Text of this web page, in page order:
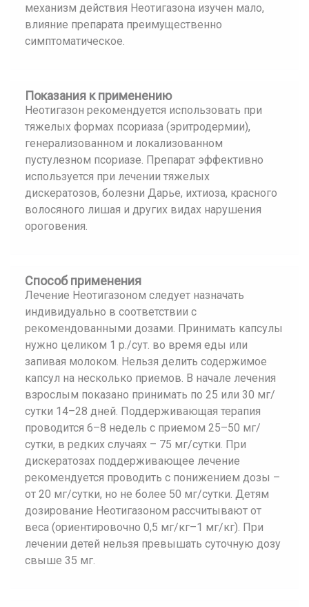
механизм действия Неотигазона изучен мало,
влияние препарата преимущественно
симптоматическое.
Показания к применению
Неотигазон рекомендуется использовать при
тяжелых формах псориаза (эритродермии),
генерализованном и локализованном
пустулезном псориазе. Препарат эффективно
используется при лечении тяжелых
дискератозов, болезни Дарье, ихтиоза, красного
волосяного лишая и других видах нарушения
ороговения.
Способ применения
Лечение Неотигазоном следует назначать
индивидуально в соответствии с
рекомендованными дозами. Принимать капсулы
нужно целиком 1 р./сут. во время еды или
запивая молоком. Нельзя делить содержимое
капсул на несколько приемов. В начале лечения
взрослым показано принимать по 25 или 30 мг/
сутки 14–28 дней. Поддерживающая терапия
проводится 6–8 недель с приемом 25–50 мг/
сутки, в редких случаях – 75 мг/сутки. При
дискератозах поддерживающее лечение
рекомендуется проводить с понижением дозы –
от 20 мг/сутки, но не более 50 мг/сутки. Детям
дозирование Неотигазоном рассчитывают от
веса (ориентировочно 0,5 мг/кг–1 мг/кг). При
лечении детей нельзя превышать суточную дозу
свыше 35 мг.